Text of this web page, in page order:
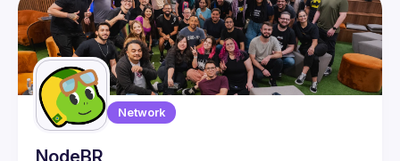
Events
Guilds
Network
NodeBR